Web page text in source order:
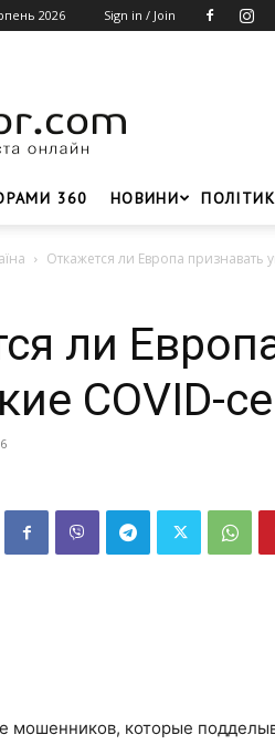
2026 Sign in / Join
360 НОВИНИ
Откажется ли Европа признавать
ли
COVID-
мошенников, которые